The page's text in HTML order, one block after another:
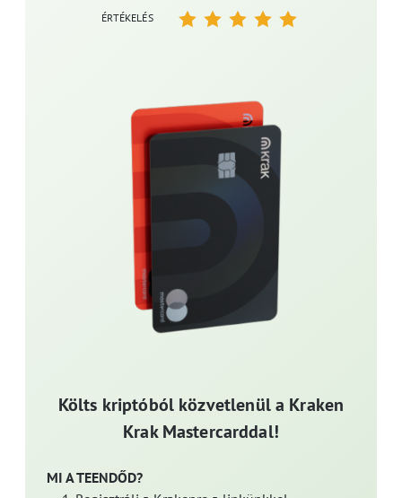
Költs kriptóból közvetlenül a Kraken
Krak Mastercarddal!
MI A TEENDŐD?
ÉRTÉKELÉS